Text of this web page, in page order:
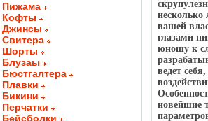
Пижама
Кофты
Джинсы
Свитера
Шорты
Блузаы
Бюстгалтера
Плавки
Бикини
Перчатки
Бейсболки
несколько
вашей
глазами
юношу к
ведет
новейшие